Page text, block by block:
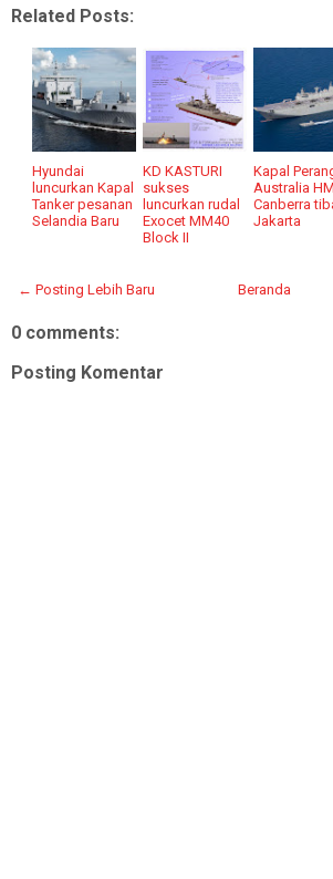
Related Posts:
Hyundai
luncurkan Kapal
Tanker pesanan
Selandia Baru
KD KASTURI
sukses
luncurkan rudal
Exocet MM40
Block II
Kapal
Australia
Canberra
Jakarta
← Posting Lebih Baru Beranda
0 comments:
Posting Komentar